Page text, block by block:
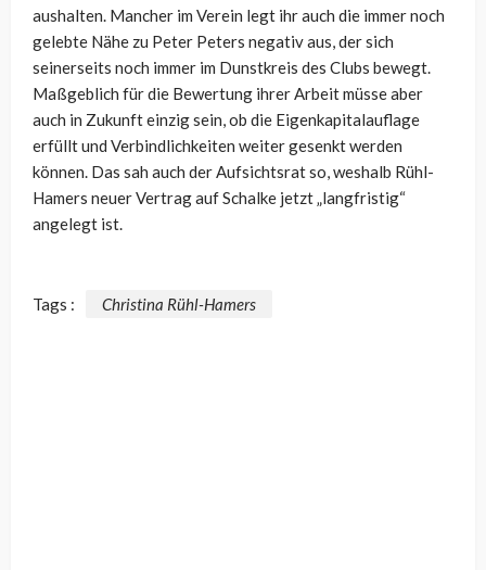
aushalten. Mancher im Verein legt ihr auch die immer noch
gelebte Nähe zu Peter Peters negativ aus, der sich
seinerseits noch immer im Dunstkreis des Clubs bewegt.
Maßgeblich für die Bewertung ihrer Arbeit müsse aber
auch in Zukunft einzig sein, ob die Eigenkapitalauflage
erfüllt und Verbindlichkeiten weiter gesenkt werden
können. Das sah auch der Aufsichtsrat so, weshalb Rühl-
Hamers neuer Vertrag auf Schalke jetzt „langfristig“
angelegt ist.
Tags : Christina Rühl-Hamers